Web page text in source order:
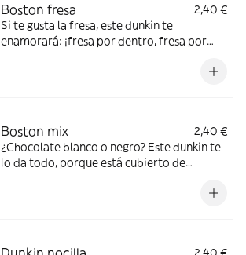
Boston fresa
2,40 €
Si te gusta la fresa, este dunkin te
enamorará: ¡fresa por dentro, fresa por
Boston mix
2,40 €
¿Chocolate blanco o negro? Este dunkin te
lo da todo, porque está cubierto de